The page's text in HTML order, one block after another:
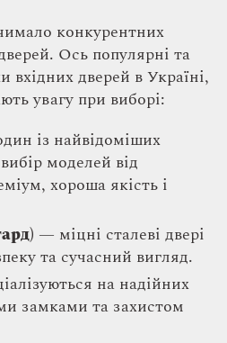
конкурентних
Ось популярні та
вхідних дверей в Україні,
увагу при виборі:
із найвідоміших
моделей від
хороша якість і
— міцні сталеві двері
та сучасний вигляд.
на надійних
замками та захистом